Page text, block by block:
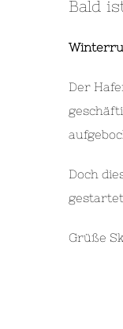
Bald
Der
Doch
Grüße